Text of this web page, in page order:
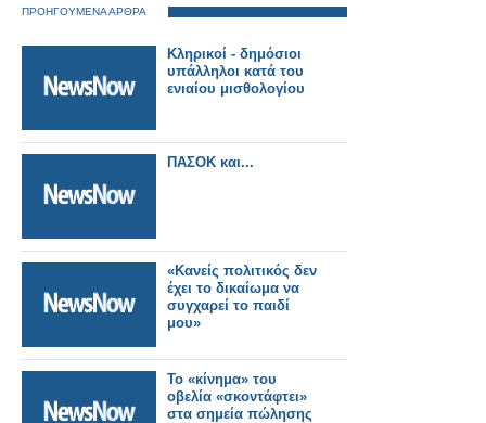
ΠΡΟΗΓΟΥΜΕΝΑ ΑΡΘΡΑ
Kληρικοί - δημόσιοι
υπάλληλοι κατά του
ενιαίου μισθολογίου
ΠΑΣΟΚ και...
«Κανείς πολιτικός δεν
έχει το δικαίωμα να
συγχαρεί το παιδί
μου»
Το «κίνημα» του
οβελία «σκοντάφτει»
στα σημεία πώλησης